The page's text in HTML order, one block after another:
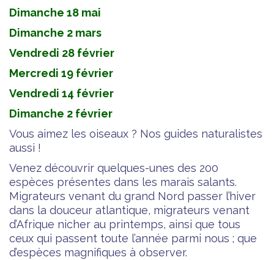
Dimanche 18 mai
Dimanche 2 mars
Vendredi 28 février
Mercredi 19 février
Vendredi 14 février
Dimanche 2 février
Vous aimez les oiseaux ? Nos guides naturalistes
aussi !
Venez découvrir quelques-unes des 200
espèces présentes dans les marais salants.
Migrateurs venant du grand Nord passer l’hiver
dans la douceur atlantique, migrateurs venant
d’Afrique nicher au printemps, ainsi que tous
ceux qui passent toute l’année parmi nous ; que
d’espèces magnifiques à observer.